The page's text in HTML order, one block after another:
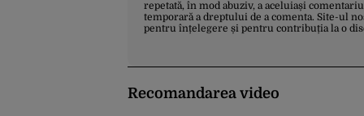
repetată, în mod abuziv, a aceluiași
temporară a dreptului de a comenta. Site-ul
pentru înțelegere și pentru contribuția la o
Recomandarea video